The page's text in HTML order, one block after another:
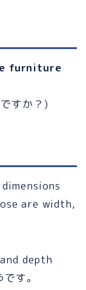
furniture
すか？)
are width,
depth
す。